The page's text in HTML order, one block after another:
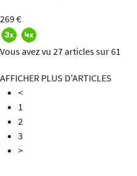
269 €
Vous avez vu 27 articles sur 61
AFFICHER PLUS D'ARTICLES
<
1
2
3
>